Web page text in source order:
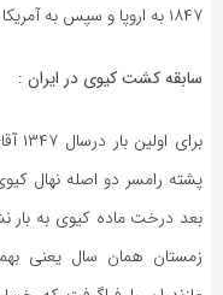
۱۸۴۷ به اروپا و سپس به آمریکا راه یافت که ابتدا جنبه زینتی داشته است.
سابقه کشت کیوی در ایران :
پشته رامسر دو اصله نهال
بعد درخت ماده کیوی به بار